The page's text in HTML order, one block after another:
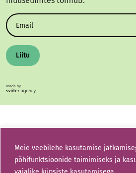
Meie veebilehe kasutamise
põhifunktsioonide toimimiseks ja
Liitu